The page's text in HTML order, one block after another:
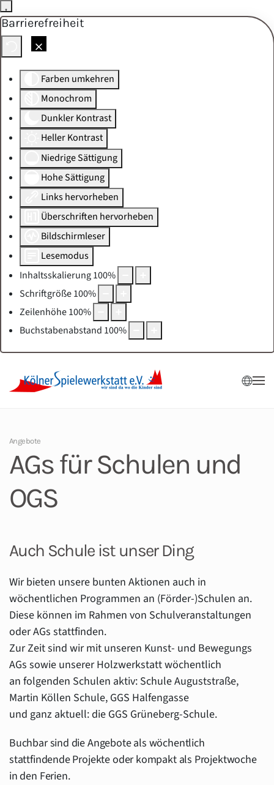
Barrierefreiheit
Farben umkehren
Monochrom
Dunkler Kontrast
Heller Kontrast
Niedrige Sättigung
Hohe Sättigung
Links hervorheben
Überschriften hervorheben
Bildschirmleser
Lesemodus
Inhaltsskalierung100%
Schriftgröße100%
Zeilenhöhe100%
Buchstabenabstand 100%
Skip to main content
Angebote
AGs für Schulen und
OGS
Auch Schule ist unser Ding
Wir bieten unsere bunten Aktionen auch in
wöchentlichen Programmen an (Förder-)Schulen an.
Diese können im Rahmen von Schulveranstaltungen
oder AGs stattfinden.
Zur Zeit sind wir mit unseren Kunst- und Bewegungs
AGs sowie unserer Holzwerkstatt wöchentlich
an folgenden Schulen aktiv: Schule Auguststraße,
Martin Köllen Schule, GGS Halfengasse
und ganz aktuell: die GGS Grüneberg-Schule.
Buchbar sind die Angebote als wöchentlich
stattfindende Projekte oder kompakt als Projektwoche
in den Ferien.